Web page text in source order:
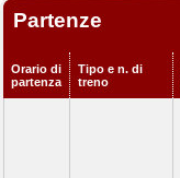
Partenze
Orario di
partenza
Tipo e n. di
treno